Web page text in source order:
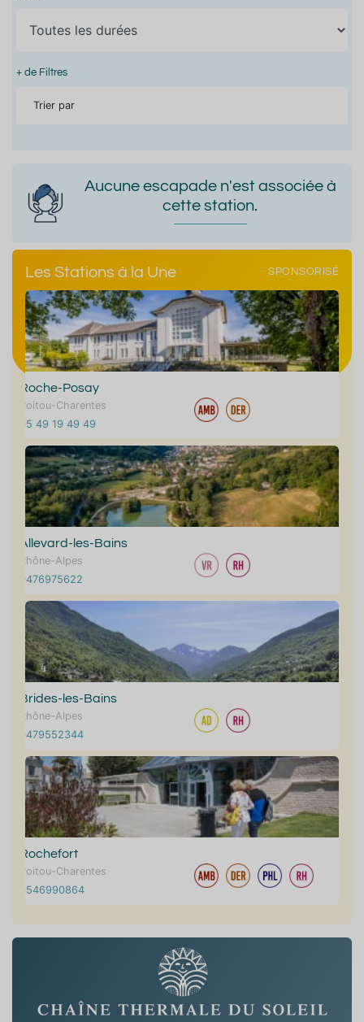
+ de Filtres
Trier par
Aucune escapade n'est associée à
cette station.
Les Stations à la Une SPONSORISÉ
Roche-Posay
Poitou-Charentes
05 49 19 49 49
Allevard-les-Bains
Rhône-Alpes
0476975622
Brides-les-Bains
Rhône-Alpes
0479552344
Rochefort
Poitou-Charentes
0546990864